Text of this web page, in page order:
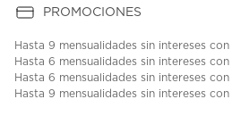
PROMOCIONES
Hasta 9 mensualidades sin intereses con
Hasta 6 mensualidades sin intereses con
Hasta 6 mensualidades sin intereses con
Hasta 9 mensualidades sin intereses con